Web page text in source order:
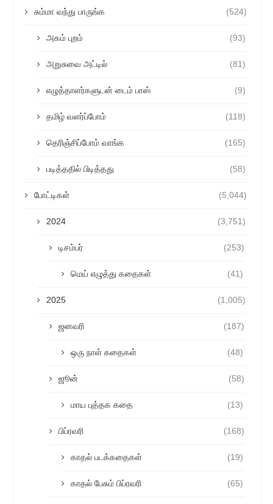
சும்மா வந்து பாருங்க (524)
அகம் புறம் (93)
அறுசுவை அட்டில் (81)
எழுத்தாளர்களுடன் டைம் பாஸ் (9)
தமிழ் வளர்ப்போம் (118)
தெரிஞ்சிப்போம் வாங்க (165)
படித்ததில் பிடித்தது (58)
போட்டிகள் (5,044)
2024 (3,751)
டிசம்பர் (253)
மெய் எழுத்து கதைகள் (41)
2025 (1,005)
ஜனவரி (187)
ஒரு நாள் கதைகள் (48)
ஜூன் (58)
மாய புத்தக கதை (13)
பிப்ரவரி (168)
காதல் படக்கதைகள் (19)
காதல் பேசும் பிப்ரவரி (65)